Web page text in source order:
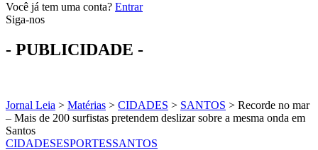
Você já tem uma conta? Entrar
Siga-nos
- PUBLICIDADE -
Jornal Leia > Matérias > CIDADES > SANTOS > Recorde no mar
– Mais de 200 surfistas pretendem deslizar sobre a mesma onda em
Santos
CIDADESESPORTESSANTOS